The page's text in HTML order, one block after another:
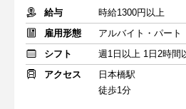
給与
時給1300円以上
雇用形態
アルバイト・パート
シフト
週1日以上 1日2時間
アクセス
日本橋駅
徒歩1分